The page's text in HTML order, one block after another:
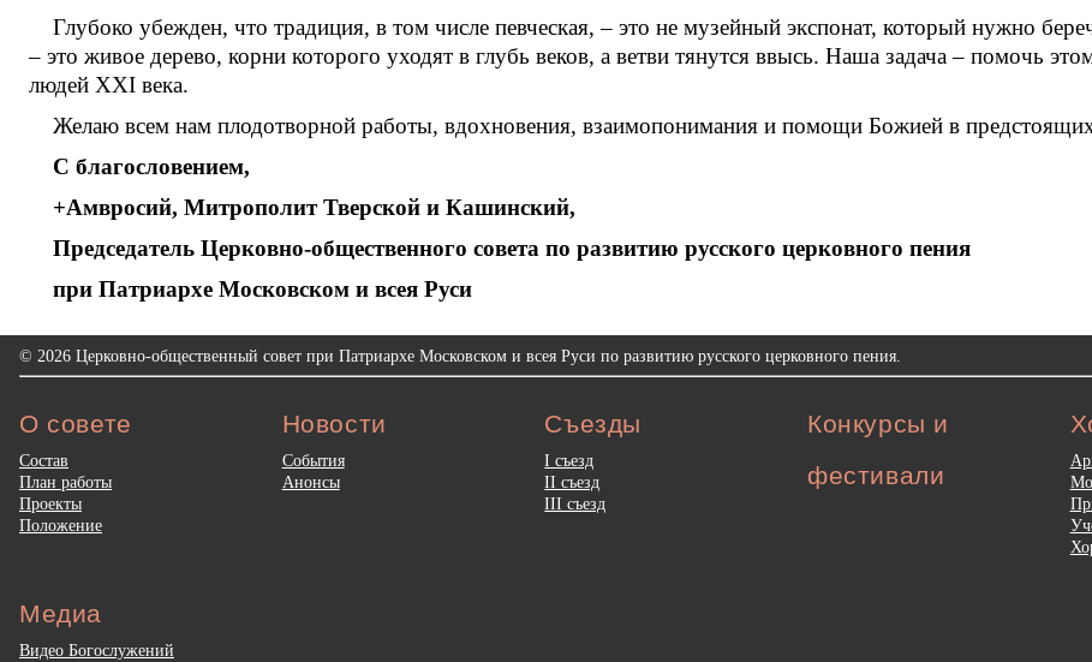
Глубоко убежден, что традиция, в том числе певческая, – это не музейный экспонат, который нужно
– это живое дерево, корни которого уходят в глубь веков, а ветви тянутся ввысь. Наша задача – помочь
людей XXI века.
Желаю всем нам плодотворной работы, вдохновения, взаимопонимания и помощи Божией в
С благословением,
+Амвросий, Митрополит Тверской и Кашинский,
Председатель Церковно-общественного совета по развитию русского церковного пения
при Патриархе Московском и всея Руси
© 2026 Церковно-общественный совет при Патриархе Московском и всея Руси по развитию русского церковного пения.
О совете
Состав
План работы
Проекты
Положение
Новости
События
Анонсы
Съезды
I съезд
II съезд
III съезд
Конкурсы и
фестивали
Медиа
Видео Богослужений